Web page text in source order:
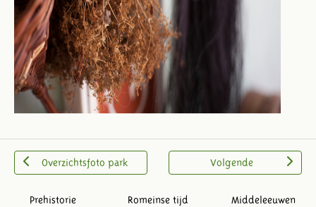
Overzichtsfoto park Volgende
Prehistorie Romeinse tijd Middeleeuwen